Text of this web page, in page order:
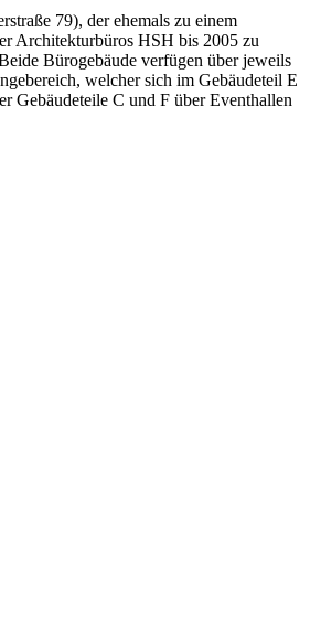
79), der ehemals zu einem
Architekturbüros HSH bis 2005 zu
Bürogebäude verfügen über jeweils
welcher sich im Gebäudeteil E
Gebäudeteile C und F über Eventhallen